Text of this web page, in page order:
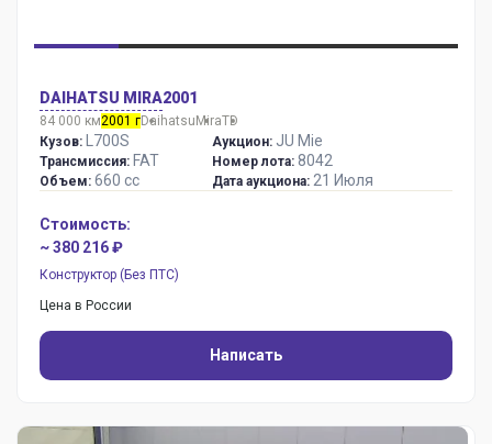
DAIHATSU MIRA2001
84 000 км2001 гDaihatsu MiraTD
Кузов:
L700S
Трансмиссия: FAT
Объем: 660 сс
Аукцион: JU Mie
Номер лота: 8042
Дата аукциона: 21 Июля
Стоимость:
~ 380 216 ₽
Конструктор (Без ПТС)
Цена в России
Написать